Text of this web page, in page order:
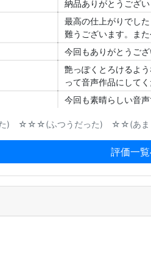
納品ありがとうござ
最高の仕上がりでし
難うございます。ま
今回もありがとうご
艶っぽくとろけるよ
って音声作品にして
今回も素晴らしい音
☆☆☆(ふつうだった) ☆☆(あま
評価一